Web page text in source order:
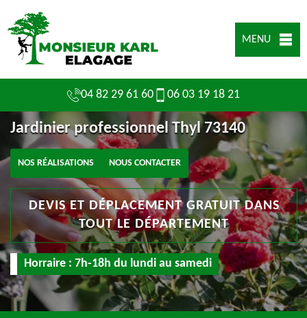
MENU
04 82 29 61 60 06 03 19 18 21
Jardinier professionnel Thyl 73140
NOS RÉALISATIONS NOUS CONTACTER
DEVIS ET DÉPLACEMENT GRATUIT DANS
TOUT LE DÉPARTEMENT
Horraire : 7h-18h du lundi au samedi